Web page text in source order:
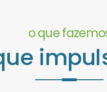
o que